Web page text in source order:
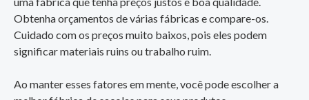
Obtenha orçamentos de várias fábricas e compare-os.
Cuidado com os preços muito baixos, pois eles podem
significar materiais ruins ou trabalho ruim.
Ao manter esses fatores em mente, você pode escolher a